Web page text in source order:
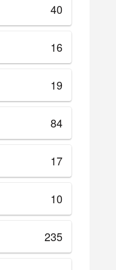
40
16
19
84
17
10
235